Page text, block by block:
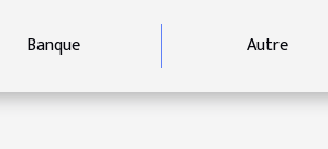
Banque Autre